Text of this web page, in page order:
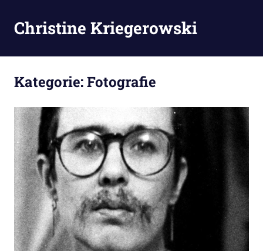
Inhalt
springen
Christine Kriegerowski
Kategorie:Fotografie